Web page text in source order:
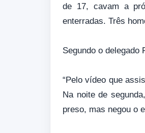
de 17, cavam a
enterradas. Três
Segundo o delegado
“Pelo vídeo que
Na noite de
preso, mas negou o